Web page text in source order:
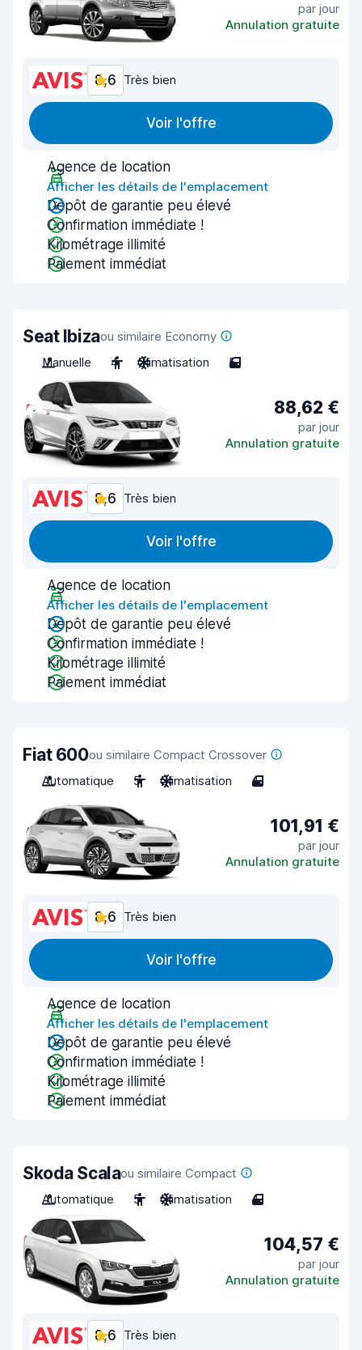
par jour
Annulation gratuite
8,6 Très bien
Voir l'offre
Agence de location
Afficher les détails de l'emplacement
Dépôt de garantie peu élevé
Confirmation immédiate !
Kilométrage illimité
Paiement immédiat
Seat Ibizaou similaire Economy
Manuelle
4 Climatisation 5
88,62 €
par jour
Annulation gratuite
8,6 Très bien
Voir l'offre
Agence de location
Afficher les détails de l'emplacement
Dépôt de garantie peu élevé
Confirmation immédiate !
Kilométrage illimité
Paiement immédiat
Fiat 600ou similaire Compact Crossover
Automatique
5 Climatisation 4
101,91 €
par jour
Annulation gratuite
8,6 Très bien
Voir l'offre
Agence de location
Afficher les détails de l'emplacement
Dépôt de garantie peu élevé
Confirmation immédiate !
Kilométrage illimité
Paiement immédiat
Skoda Scalaou similaire Compact
Automatique
5 Climatisation 4
104,57 €
par jour
Annulation gratuite
8,6 Très bien